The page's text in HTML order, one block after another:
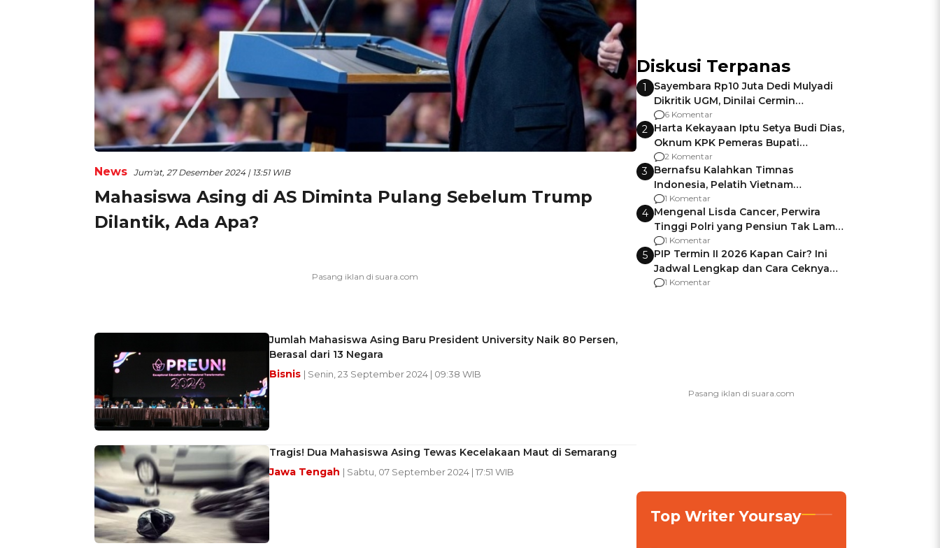
News Jum'at, 27 Desember 2024 | 13:51 WIB
Mahasiswa Asing di AS Diminta Pulang Sebelum Trump
Dilantik, Ada Apa?
Jumlah Mahasiswa Asing Baru President University Naik 80 Persen,
Berasal dari 13 Negara
Bisnis | Senin, 23 September 2024 | 09:38 WIB
Tragis! Dua Mahasiswa Asing Tewas Kecelakaan Maut di Semarang
Jawa Tengah | Sabtu, 07 September 2024 | 17:51 WIB
Diskusi Terpanas
1
Sayembara Rp10 Juta Dedi Mulyadi
Dikritik UGM, Dinilai Cermin
Gagalnya Negara Jamin Keamanan
6 Komentar
2 Harta Kekayaan Iptu Setya Budi Dias,
Oknum KPK Pemeras Bupati
Pemalang
2 Komentar
3 Bernafsu Kalahkan Timnas
Indonesia, Pelatih Vietnam
Berencana Pakai Jimat di Pakansari
1 Komentar
4 Mengenal Lisda Cancer, Perwira
Tinggi Polri yang Pensiun Tak Lama
Usai Jadi Brigjen
1 Komentar
5 PIP Termin II 2026 Kapan Cair? Ini
Jadwal Lengkap dan Cara Ceknya
agar Dana Tidak Hangus!
1 Komentar
Top Writer Yoursay